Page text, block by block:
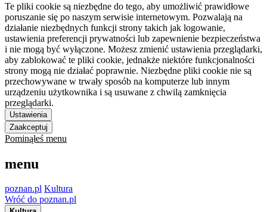
Te pliki cookie są niezbędne do tego, aby umożliwić prawidłowe
poruszanie się po naszym serwisie internetowym. Pozwalają na
działanie niezbędnych funkcji strony takich jak logowanie,
ustawienia preferencji prywatności lub zapewnienie bezpieczeństwa
i nie mogą być wyłączone. Możesz zmienić ustawienia przeglądarki,
aby zablokować te pliki cookie, jednakże niektóre funkcjonalności
strony mogą nie działać poprawnie. Niezbędne pliki cookie nie są
przechowywane w trwały sposób na komputerze lub innym
urządzeniu użytkownika i są usuwane z chwilą zamknięcia
przeglądarki.
Ustawienia
Zaakceptuj
Pominąłeś menu
menu
poznan.pl Kultura
Wróć do poznan.pl